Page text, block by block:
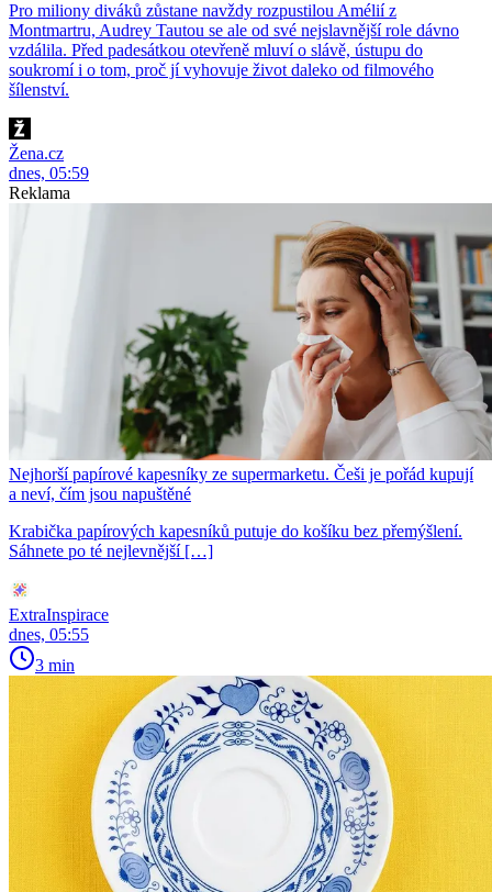
Pro miliony diváků zůstane navždy rozpustilou Amélií z
Montmartru, Audrey Tautou se ale od své nejslavnější role dávno
vzdálila. Před padesátkou otevřeně mluví o slávě, ústupu do
soukromí i o tom, proč jí vyhovuje život daleko od filmového
šílenství.
Žena.cz
dnes, 05:59
Reklama
Nejhorší papírové kapesníky ze supermarketu. Češi je pořád kupují
a neví, čím jsou napuštěné
Krabička papírových kapesníků putuje do košíku bez přemýšlení.
Sáhnete po té nejlevnější […]
ExtraInspirace
dnes, 05:55
3 min